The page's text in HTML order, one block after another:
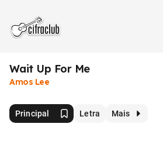
Wait Up For Me
Amos Lee
Principal Letra Mais